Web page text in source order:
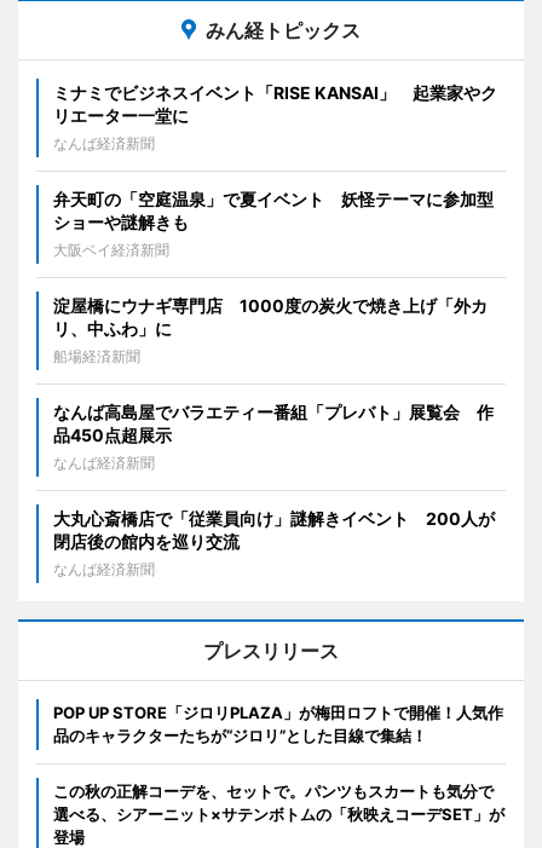
みん経トピックス
ミナミでビジネスイベント「RISE KANSAI」 起業家やク
リエーター一堂に
なんば経済新聞
弁天町の「空庭温泉」で夏イベント 妖怪テーマに参加型
ショーや謎解きも
大阪ベイ経済新聞
淀屋橋にウナギ専門店 1000度の炭火で焼き上げ「外カ
リ、中ふわ」に
船場経済新聞
なんば高島屋でバラエティー番組「プレバト」展覧会 作
品450点超展示
なんば経済新聞
大丸心斎橋店で「従業員向け」謎解きイベント 200人が
閉店後の館内を巡り交流
なんば経済新聞
プレスリリース
POP UP STORE「ジロリPLAZA」が梅田ロフトで開催！人気作
品のキャラクターたちが“ジロリ”とした目線で集結！
この秋の正解コーデを、セットで。パンツもスカートも気分で
選べる、シアーニット×サテンボトムの「秋映えコーデSET」が
登場